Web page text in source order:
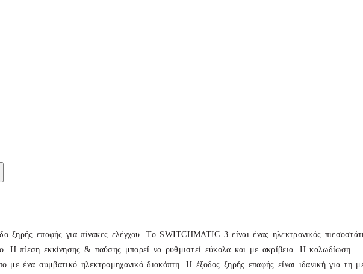
ξηρής επαφής για πίνακες ελέγχου. Το SWITCHMATIC 3 είναι ένας ηλεκτρονικός
Η πίεση εκκίνησης & παύσης μπορεί να ρυθμιστεί εύκολα και με ακρίβεια. Η καλωδίωση
με ένα συμβατικό ηλεκτρομηχανικό διακόπτη. Η έξοδος ξηρής επαφής είναι ιδανική για τη